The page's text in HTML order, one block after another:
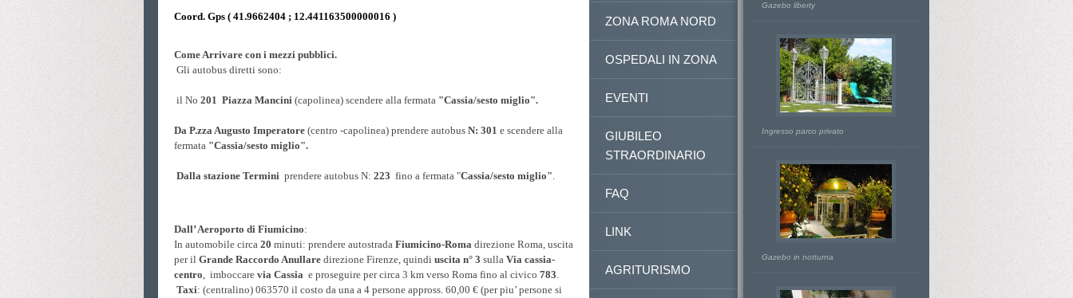
Coord. Gps ( 41.9662404 ; 12.441163500000016 )
Come Arrivare con i mezzi pubblici.
Gli autobus diretti sono:
il No 201 Piazza Mancini (capolinea) scendere alla fermata "Cassia/sesto miglio".
Da P.zza Augusto Imperatore (centro -capolinea) prendere autobus N: 301 e scendere alla
fermata "Cassia/sesto miglio".
Dalla stazione Termini prendere autobus N: 223 fino a fermata "Cassia/sesto miglio".
Dall’ Aeroporto di Fiumicino:
In automobile circa 20 minuti: prendere autostrada Fiumicino-Roma direzione Roma, uscita
per il Grande Raccordo Anullare direzione Firenze, quindi uscita n° 3 sulla Via cassia-
centro, imboccare via Cassia e proseguire per circa 3 km verso Roma fino al civico 783.
Taxi: (centralino) 063570 il costo da una a 4 persone appross. 60,00 € (per piu’ persone si
ZONA ROMA NORD
OSPEDALI IN ZONA
EVENTI
GIUBILEO
STRAORDINARIO
FAQ
LINK
AGRITURISMO
Gazebo liberty
Ingresso parco privato
Gazebo in notturna